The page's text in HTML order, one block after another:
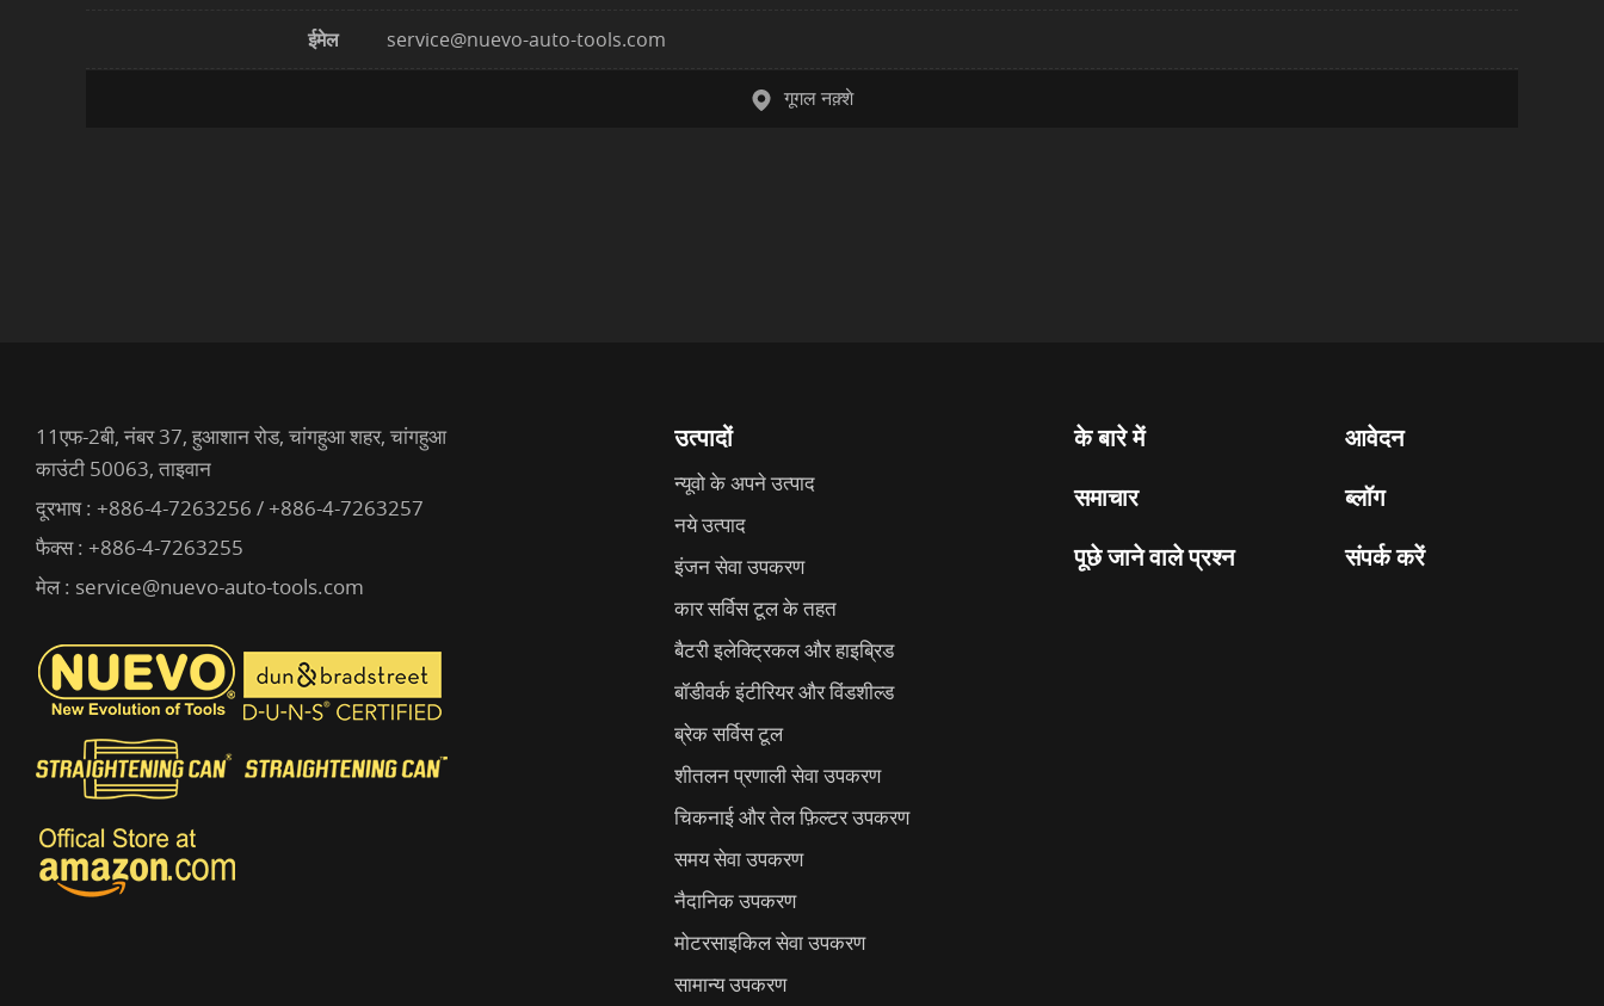
ईमेल service@nuevo-auto-tools.com
गूगल नक़्शे
उत्पादों
न्यूवो के अपने उत्पाद
नये उत्पाद
इंजन सेवा उपकरण
कार सर्विस टूल के तहत
बैटरी इलेक्ट्रिकल और हाइब्रिड
बॉडीवर्क इंटीरियर और विंडशील्ड
ब्रेक सर्विस टूल
शीतलन प्रणाली सेवा उपकरण
चिकनाई और तेल फ़िल्टर उपकरण
समय सेवा उपकरण
नैदानिक उपकरण
मोटरसाइकिल सेवा उपकरण
सामान्य उपकरण
के बारे में
आवेदन
समाचार
ब्लॉग
पूछे जाने वाले प्रश्न
संपर्क करें
11एफ-2बी, नंबर 37, हुआशान रोड, चांगहुआ शहर, चांगहुआ
काउंटी 50063, ताइवान
दूरभाष : +886-4-7263256 / +886-4-7263257
फैक्स : +886-4-7263255
मेल : service@nuevo-auto-tools.com